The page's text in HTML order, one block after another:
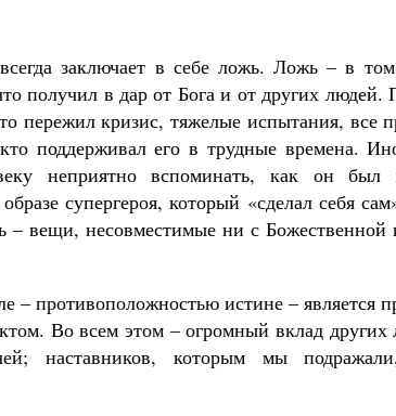
заключает в себе ложь. Ложь – в
получил в дар от Бога и от других
пережил кризис, тяжелые испытания, все
поддерживал его в трудные времена.
неприятно вспоминать, как он был
супергероя, который «сделал себя
– вещи, несовместимые ни с
– противоположностью истине – является
Во всем этом – огромный вклад
наставников, которым мы